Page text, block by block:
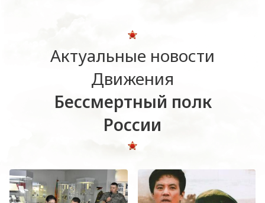
Актуальные новости
Движения
Бессмертный полк
России